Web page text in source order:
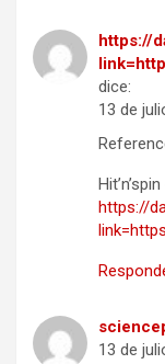
https://
dice:
13 de
https://
13 de